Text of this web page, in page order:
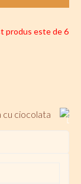
produs este de 6